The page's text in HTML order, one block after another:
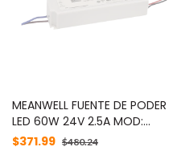
MEANWELL FUENTE DE PODER
LED 60W 24V 2.5A MOD:
LPV6024
$371.99 $480.24